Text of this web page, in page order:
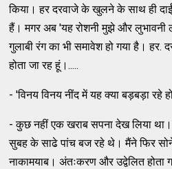
किया। हर दरवाजे के खुलने के साथ ही
हैं। मगर अब 'यह रोशनी मुझे और लुभावनी
गुलाबी रंग का भी समावेश हो गया है।
होता जा रह हूं।.....
- 'विनय विनय नींद में यह क्या बड़बड़ा रहे
- कुछ नहीं एक खराब सपना देख लिया
सुबह के साढे पांच बज रहे थे। मैंने फिर
नाकामयाब। अंतःकरण और उद्वेलित होता